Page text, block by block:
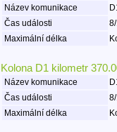
Název komunikace
Čas události
Maximální délka
Kolona D1 kilometr
Název komunikace
Čas události
Maximální délka